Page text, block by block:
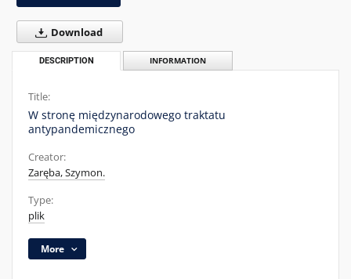
Download
DESCRIPTION INFORMATION
Title:
W stronę międzynarodowego traktatu
antypandemicznego
Creator:
Zaręba, Szymon.
Type:
plik
More